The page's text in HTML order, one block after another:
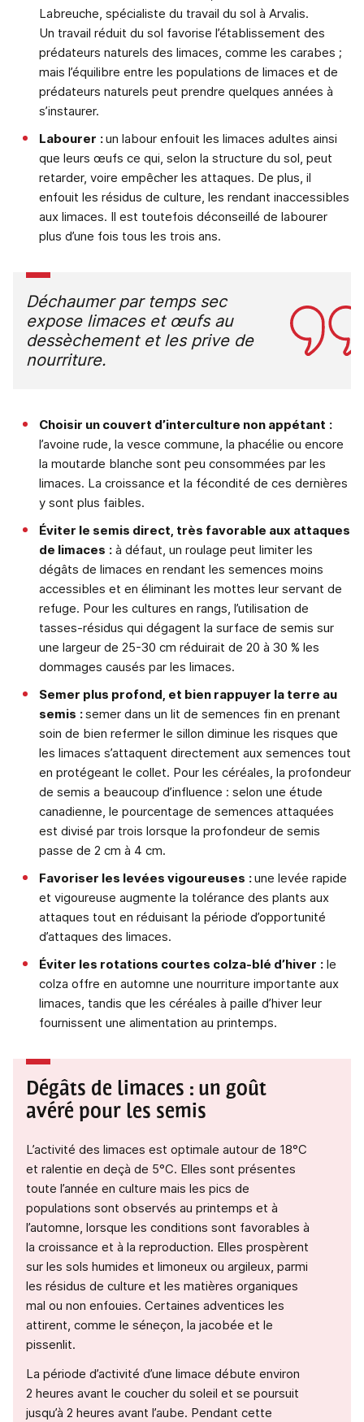
Labreuche, spécialiste du travail du sol à Arvalis.
Un travail réduit du sol favorise l’établissement des
prédateurs naturels des limaces, comme les carabes ;
mais l’équilibre entre les populations de limaces et de
prédateurs naturels peut prendre quelques années à
s’instaurer.
Labourer :un labour enfouit les limaces adultes ainsi
que leurs œufs ce qui, selon la structure du sol, peut
retarder, voire empêcher les attaques. De plus, il
enfouit les résidus de culture, les rendant inaccessibles
aux limaces. Il est toutefois déconseillé de labourer
plus d’une fois tous les trois ans.
Déchaumer par temps sec
expose limaces et œufs au
dessèchement et les prive de
nourriture.
Choisir un couvert d’interculture non appétant :
l’avoine rude, la vesce commune, la phacélie ou encore
la moutarde blanche sont peu consommées par les
limaces. La croissance et la fécondité de ces dernières
y sont plus faibles.
Éviter le semis direct, très favorable aux attaques
de limaces : à défaut, un roulage peut limiter les
dégâts de limaces en rendant les semences moins
accessibles et en éliminant les mottes leur servant de
refuge. Pour les cultures en rangs, l’utilisation de
tasses-résidus qui dégagent la surface de semis sur
une largeur de 25-30 cm réduirait de 20 à 30 % les
dommages causés par les limaces.
Semer plus profond, et bien rappuyer la terre au
semis :semer dans un lit de semences fin en prenant
soin de bien refermer le sillon diminue les risques que
les limaces s’attaquent directement aux semences tout
en protégeant le collet. Pour les céréales, la profondeur
de semis a beaucoup d’influence : selon une étude
canadienne, le pourcentage de semences attaquées
est divisé par trois lorsque la profondeur de semis
passe de 2 cm à 4 cm.
Favoriser les levées vigoureuses :une levée rapide
et vigoureuse augmente la tolérance des plants aux
attaques tout en réduisant la période d’opportunité
d’attaques des limaces.
Éviter les rotations courtes colza-blé d’hiver : le
colza offre en automne une nourriture importante aux
limaces, tandis que les céréales à paille d’hiver leur
fournissent une alimentation au printemps.
Dégâts de limaces : un goût
avéré pour les semis
L’activité des limaces est optimale autour de 18°C
et ralentie en deçà de 5°C. Elles sont présentes
toute l’année en culture mais les pics de
populations sont observés au printemps et à
l’automne, lorsque les conditions sont favorables à
la croissance et à la reproduction. Elles prospèrent
sur les sols humides et limoneux ou argileux, parmi
les résidus de culture et les matières organiques
mal ou non enfouies. Certaines adventices les
attirent, comme le séneçon, la jacobée et le
pissenlit.
La période d’activité d’une limace débute environ
2 heures avant le coucher du soleil et se poursuit
jusqu’à 2 heures avant l’aube. Pendant cette